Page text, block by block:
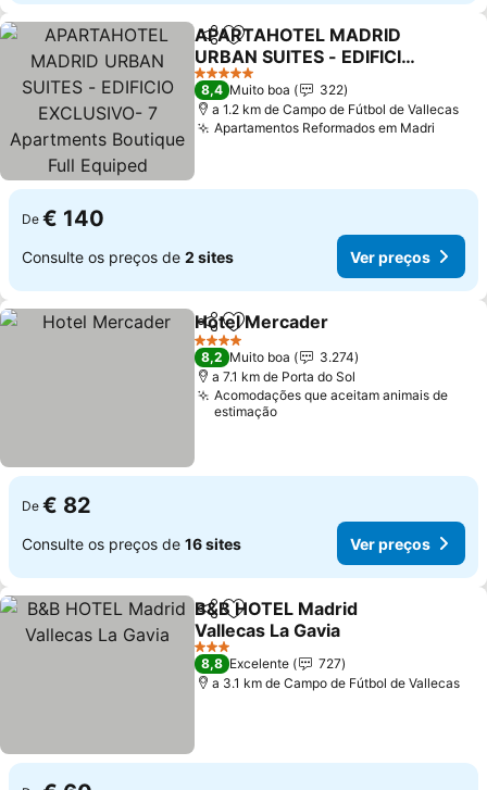
PartilharAdicionar aos favoritos
APARTAHOTEL MADRID
URBAN SUITES - EDIFICIO
EXCLUSIVO- 7
Apartments Boutique Full
Equiped
Ver preços
5 Estrelas
8,4 Muito boa
322
a 1.2 km de Campo de Fútbol de Vallecas
Apartamentos Reformados em Madri
De € 140
Consulte os preços de 2 sites Ver preços
PartilharAdicionar aos favoritos
Hotel Mercader
4 Estrelas
8,2 Muito boa
3.274
a 7.1 km de Porta do Sol
Acomodações que aceitam animais de
estimação
De € 82
Consulte os preços de 16 sites Ver preços
PartilharAdicionar aos favoritos
B&B HOTEL Madrid
Vallecas La Gavia
Ver preços
3 Estrelas
8,8 Excelente
727
a 3.1 km de Campo de Fútbol de Vallecas